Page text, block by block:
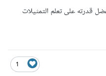
قدرته على تعلم التمثيلات
1